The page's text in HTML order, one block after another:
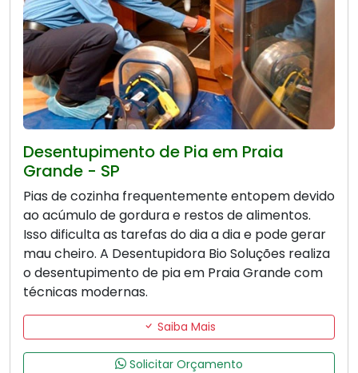
Desentupimento de Pia em Praia
Grande - SP
Pias de cozinha frequentemente entopem devido
ao acúmulo de gordura e restos de alimentos.
Isso dificulta as tarefas do dia a dia e pode gerar
mau cheiro. A Desentupidora Bio Soluções realiza
o desentupimento de pia em Praia Grande com
técnicas modernas.
Saiba Mais
Solicitar Orçamento